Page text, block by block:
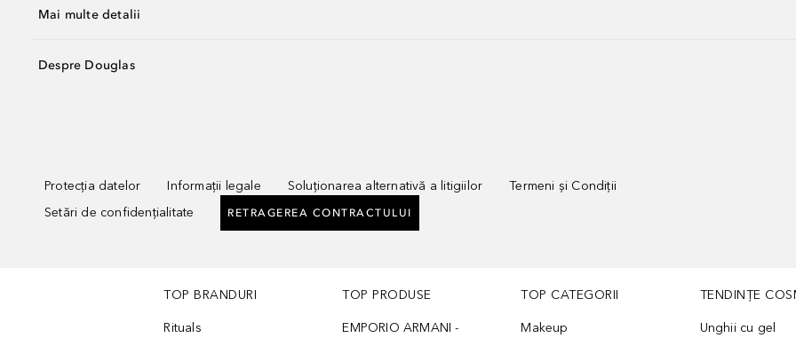
Mai multe detalii
Despre Douglas
Protecția datelor Informații legale Soluționarea alternativă a litigiilor
Termeni și Condiții
Setări de confidențialitate
RETRAGEREA CONTRACTULUI
TOP BRANDURI
Rituals
TOP PRODUSE
EMPORIO ARMANI -
TOP CATEGORII
Makeup
TENDINȚE
Unghii cu gel